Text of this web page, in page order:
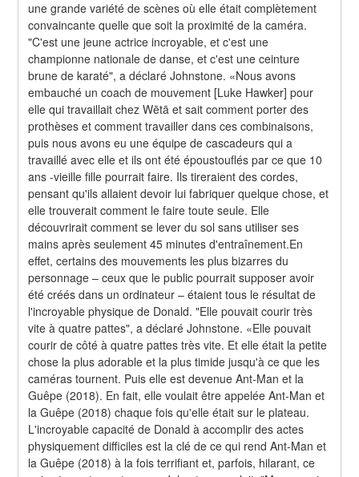
une grande variété de scènes où elle était complètement
convaincante quelle que soit la proximité de la caméra.
"C'est une jeune actrice incroyable, et c'est une
championne nationale de danse, et c'est une ceinture
brune de karaté", a déclaré Johnstone. «Nous avons
embauché un coach de mouvement [Luke Hawker] pour
elle qui travaillait chez Wētā et sait comment porter des
prothèses et comment travailler dans ces combinaisons,
puis nous avons eu une équipe de cascadeurs qui a
travaillé avec elle et ils ont été époustouflés par ce que 10
ans -vieille fille pourrait faire. Ils tireraient des cordes,
pensant qu'ils allaient devoir lui fabriquer quelque chose, et
elle trouverait comment le faire toute seule. Elle
découvrirait comment se lever du sol sans utiliser ses
mains après seulement 45 minutes d'entraînement.En
effet, certains des mouvements les plus bizarres du
personnage – ceux que le public pourrait supposer avoir
été créés dans un ordinateur – étaient tous le résultat de
l'incroyable physique de Donald. "Elle pouvait courir très
vite à quatre pattes", a déclaré Johnstone. «Elle pouvait
courir de côté à quatre pattes très vite. Et elle était la petite
chose la plus adorable et la plus timide jusqu'à ce que les
caméras tournent. Puis elle est devenue Ant-Man et la
Guêpe (2018). En fait, elle voulait être appelée Ant-Man et
la Guêpe (2018) chaque fois qu'elle était sur le plateau.
L'incroyable capacité de Donald à accomplir des actes
physiquement difficiles est la clé de ce qui rend Ant-Man et
la Guêpe (2018) à la fois terrifiant et, parfois, hilarant, ce